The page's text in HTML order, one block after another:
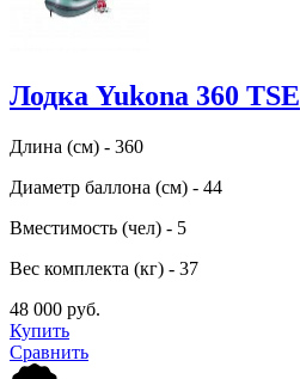
Лодка Yukona 360 TSE
Длина (см) - 360
Диаметр баллона (см) - 44
Вместимость (чел) - 5
Вес комплекта (кг) - 37
48 000 руб.
Купить
Сравнить